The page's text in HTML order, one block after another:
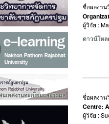
ชื่อผลงาน
ผู้วิจัย :
ดาวน์โห
ชื่อผลงาน
Centre:
ผู้วิจัย :